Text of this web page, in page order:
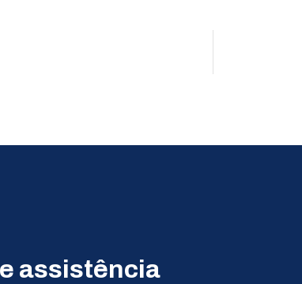
assistência